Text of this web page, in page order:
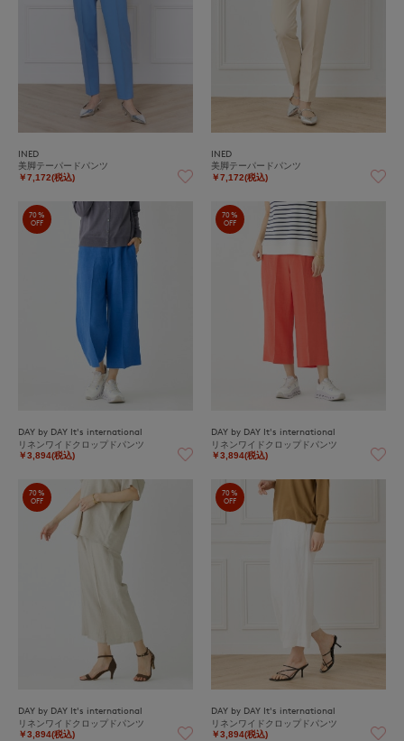
INED
美脚テーパードパンツ
￥7,172(税込)
INED
美脚テーパードパンツ
￥7,172(税込)
70%
OFF
DAY by DAY It's international
リネンワイドクロップドパンツ
￥3,894(税込)
70%
OFF
DAY by DAY It's international
リネンワイドクロップドパンツ
￥3,894(税込)
70%
OFF
DAY by DAY It's international
リネンワイドクロップドパンツ
￥3,894(税込)
70%
OFF
DAY by DAY It's international
リネンワイドクロップドパンツ
￥3,894(税込)